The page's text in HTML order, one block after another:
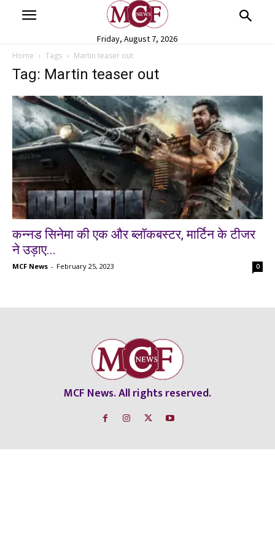
Friday, August 7, 2026
Home Tags Martin teaser out
Tag: Martin teaser out
कन्नड सिनेमा की एक और ब्लॉकबस्टर, मार्टिन के टीजर
ने उड़ाए...
MCF News - February 25, 2023 0
MCF News. All rights reserved.